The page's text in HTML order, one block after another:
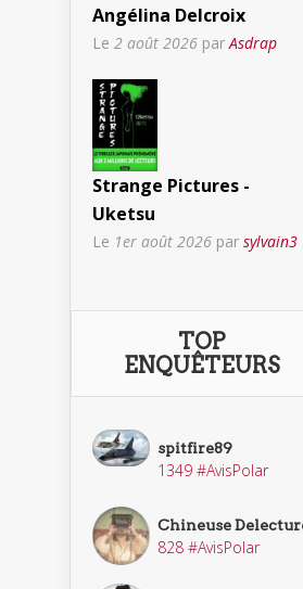
Angélina Delcroix
Le 2 août 2026 par Asdrap
Strange Pictures -
Uketsu
Le 1er août 2026 par sylvain3
TOP
ENQUÊTEURS
spitfire89
1349 #AvisPolar
Chineuse
828 #AvisPolar